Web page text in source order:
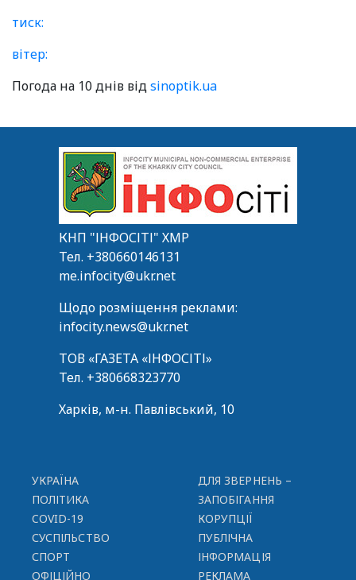
тиск:
вітер:
Погода на 10 днів відsinoptik.ua
КНП "ІНФОСІТІ" ХМР
Тел. +380660146131
me.infocity@ukr.net
Щодо розміщення реклами:
infocity.news@ukr.net
ТОВ «ГАЗЕТА «ІНФОСІТІ»
Тел. +380668323770
Харків, м-н. Павлівський, 10
УКРАЇНА
ПОЛІТИКА
COVID-19
СУСПІЛЬСТВО
СПОРТ
ОФІЦІЙНО
ДЛЯ ЗВЕРНЕНЬ –
ЗАПОБІГАННЯ
КОРУПЦІЇ
ПУБЛІЧНА
ІНФОРМАЦІЯ
РЕКЛАМА